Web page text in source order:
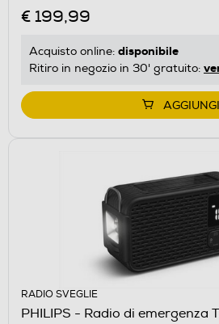
€ 199,99
Acquisto online: disponibile
Ritiro in negozio in 30' gratuito:
AGGIUNGI
RADIO SVEGLIE
PHILIPS - Radio di